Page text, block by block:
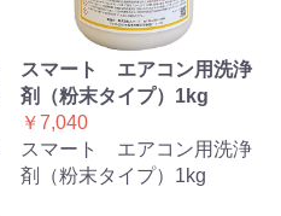
スマート エアコン用洗浄
剤（粉末タイプ）1kg
￥7,040
スマート エアコン用洗浄
剤（粉末タイプ）1kg